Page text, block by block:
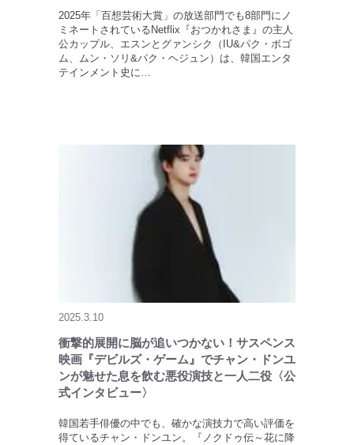
2025年「百想芸術大賞」の放送部門でも8部門にノ
ミネートされているNetflix『おつかれさま』の主人
公カップル、エスンとグァンシク（IU&パク・ボゴ
ム、ムン・ソリ&パク・ヘジュン）は、韓国エンタ
テインメント史に…
2025.3.10
衝撃的展開に脳が追いつかない！サスペンス
映画『デビルズ・ゲーム』でチャン・ドンユ
ンが魅せた息を飲む悪役演技と一人二役〈公
式インタビュー〉
韓国若手俳優の中でも、確かな演技力で高い評価を
得ているチャン・ドンユン。『ノクドゥ伝～花に降